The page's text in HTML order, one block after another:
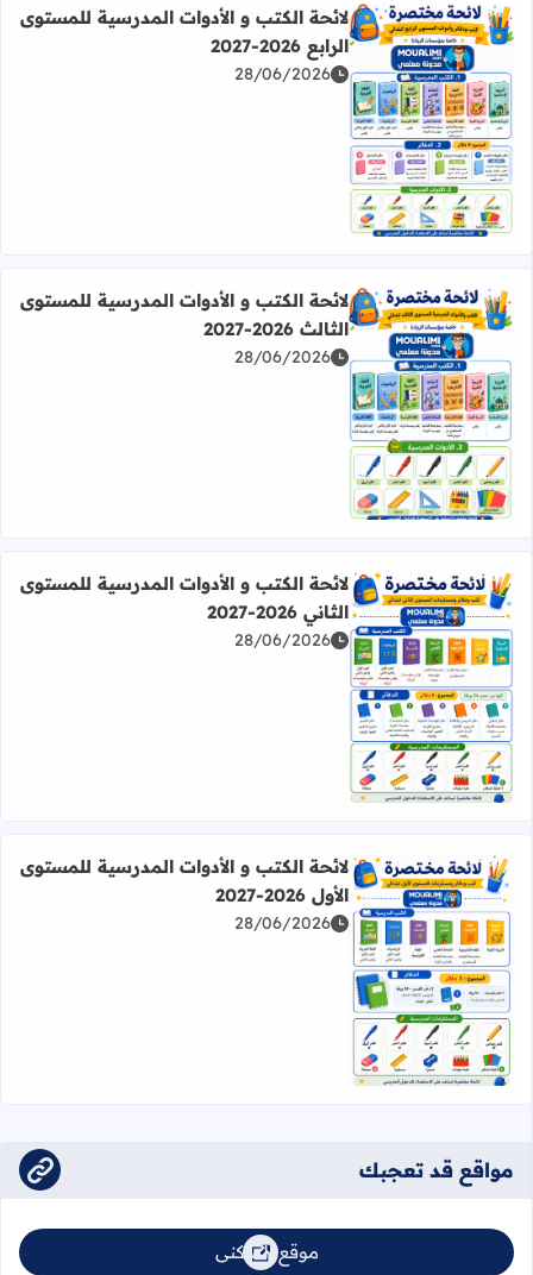
اقرأ المزيد عن لائحة الكتب و الأدوات المدرسية للمستوى الرابع 2026-
لائحة الكتب و الأدوات المدرسية للمستوى
الرابع 2026-2027
28/06/2026
اقرأ المزيد عن لائحة الكتب و الأدوات المدرسية للمستوى الثالث 2026-
لائحة الكتب و الأدوات المدرسية للمستوى
الثالث 2026-2027
28/06/2026
اقرأ المزيد عن لائحة الكتب و الأدوات المدرسية للمستوى الثاني 2026-
لائحة الكتب و الأدوات المدرسية للمستوى
الثاني 2026-2027
28/06/2026
اقرأ المزيد عن لائحة الكتب و الأدوات المدرسية للمستوى الأول 2026-
لائحة الكتب و الأدوات المدرسية للمستوى
الأول 2026-2027
28/06/2026
مواقع قد تعجبك
موقع السكنى